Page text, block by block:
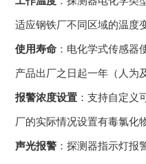
适应钢铁厂不同区域的温度
使用寿命 ：电化学式传感器
产品出厂之日起一年（人为
报警浓度设置 ：支持自定义
厂的实际情况设置有毒氯化
声光报警 ：探测器指示灯报